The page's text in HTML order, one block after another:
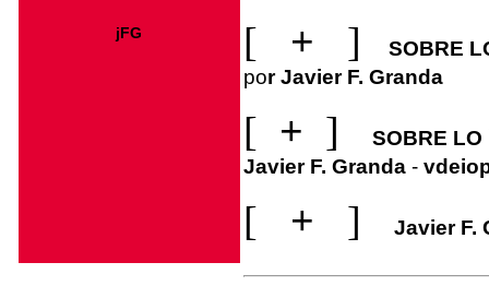
jFG [ + ]
SOBRE
por Javier F. Granda
[ + ]
SOBRE LO
Javier F. Granda-
[ + ] Javier F.